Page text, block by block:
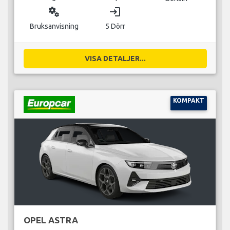
miscellaneous_services
Bruksanvisning
login
5 Dörr
VISA DETALJER...
KOMPAKT
OPEL ASTRA